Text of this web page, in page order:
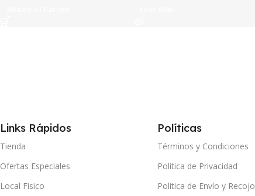
Links Rápidos
Tienda
Ofertas Especiales
Local Fisico
Políticas
Términos y Condiciones
Política de Privacidad
Política de Envío y Recojo